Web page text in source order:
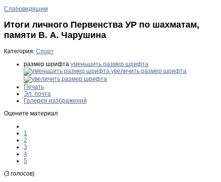
Слабовидящим
Итоги личного Первенства УР по шахматам,
памяти В. А. Чарушина
Категория: Спорт
размер шрифта уменьшить размер шрифта
увеличить размер шрифта
Печать
Эл. почта
Галерея изображений
Оцените материал
1
2
3
4
5
(3 голосов)